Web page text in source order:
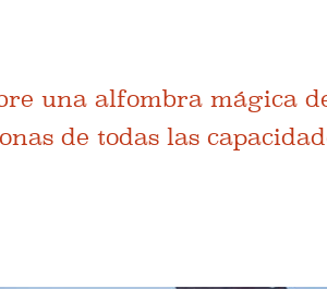
una alfombra mágica
de todas las